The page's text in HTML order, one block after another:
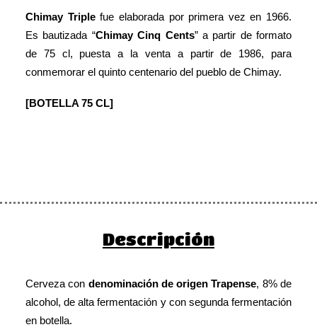
Chimay Triplefue elaborada por primera vez en 1966.
Es bautizada “Chimay Cinq Cents” a partir de formato
de 75 cl, puesta a la venta a partir de 1986, para
conmemorar el quinto centenario del pueblo de Chimay.
[BOTELLA 75 CL]
Descripción
Cerveza con denominación de origen Trapense, 8% de
alcohol, de alta fermentación y con segunda fermentación
en botella.